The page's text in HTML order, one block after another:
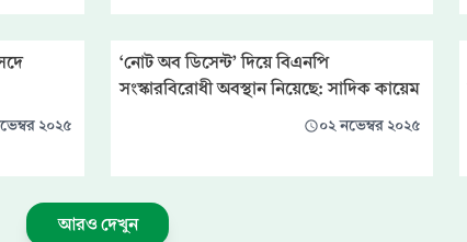
২০২৫
‘নোট অব ডিসেন্ট’ দিয়ে বিএনপি
সংস্কারবিরোধী অবস্থান নিয়েছে: সাদিক কায়েম
০২ নভেম্বর ২০২৫
আরও দেখুন